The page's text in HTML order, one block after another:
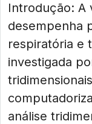
Introdução: A
desempenha
respiratória e
investigada
análise